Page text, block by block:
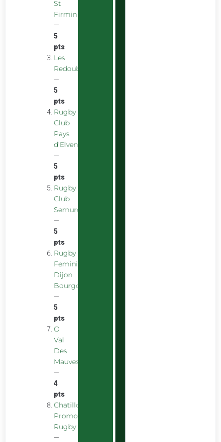
St
Firmin
—
5
pts
Les
Redoubstables
—
5
pts
Rugby
Club
Pays
d’Elven
—
5
pts
Rugby
Club
Semurois
—
5
pts
Rugby
Feminin
Dijon
Bourgogne
—
5
pts
O
Val
Des
Mauves
—
4
pts
Chatillon
Promotion
Rugby
—